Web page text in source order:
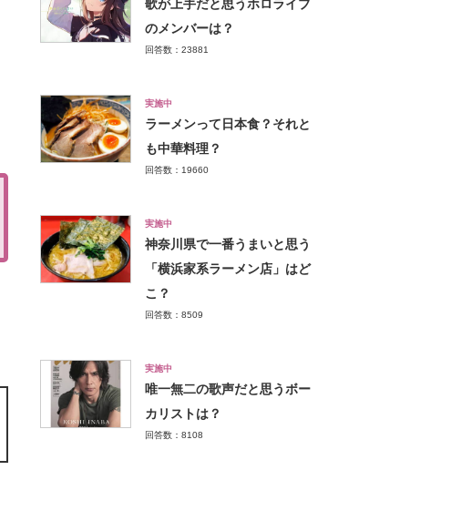
歌が上手だと思うホロライブ
のメンバーは？
回答数：23881
実施中
ラーメンって日本食？それと
も中華料理？
回答数：19660
実施中
神奈川県で一番うまいと思う
「横浜家系ラーメン店」はど
こ？
回答数：8509
実施中
唯一無二の歌声だと思うボー
カリストは？
回答数：8108